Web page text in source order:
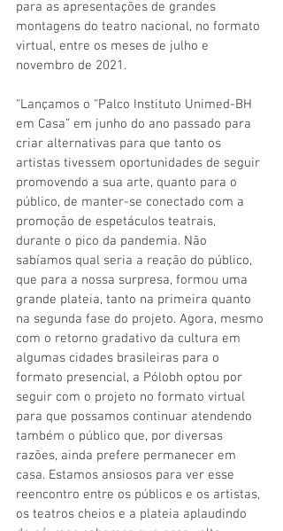
para as apresentações de grandes
montagens do teatro nacional, no formato
virtual, entre os meses de julho e
novembro de 2021.
“Lançamos o “Palco Instituto Unimed-BH
em Casa” em junho do ano passado para
criar alternativas para que tanto os
artistas tivessem oportunidades de seguir
promovendo a sua arte, quanto para o
público, de manter-se conectado com a
promoção de espetáculos teatrais,
durante o pico da pandemia. Não
sabíamos qual seria a reação do público,
que para a nossa surpresa, formou uma
grande plateia, tanto na primeira quanto
na segunda fase do projeto. Agora, mesmo
com o retorno gradativo da cultura em
algumas cidades brasileiras para o
formato presencial, a Pólobh optou por
seguir com o projeto no formato virtual
para que possamos continuar atendendo
também o público que, por diversas
razões, ainda prefere permanecer em
casa. Estamos ansiosos para ver esse
reencontro entre os públicos e os artistas,
os teatros cheios e a plateia aplaudindo